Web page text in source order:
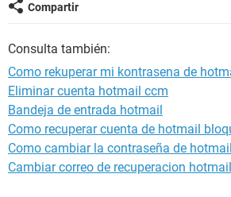
Compartir
Consulta también:
Como rekuperar mi kontrasena de
Eliminar cuenta hotmail ccm
Bandeja de entrada hotmail
Como recuperar cuenta de hotmail
Como cambiar la contraseña de hotmail
Cambiar correo de recuperacion hotmail